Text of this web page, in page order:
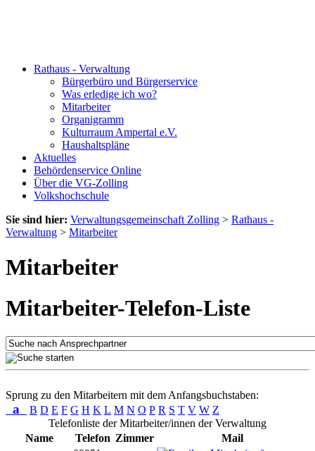
Rathaus - Verwaltung
Bürgerbüro und Bürgerservice
Was erledige ich wo?
Mitarbeiter
Organigramm
Kulturraum Ampertal e.V.
Haushaltspläne
Aktuelles
Behördenservice Online
Über die VG-Zolling
Volkshochschule
Sie sind hier: Verwaltungsgemeinschaft Zolling > Rathaus -
Verwaltung > Mitarbeiter
Mitarbeiter
Mitarbeiter-Telefon-Liste
Sprung zu den Mitarbeitern mit dem Anfangsbuchstaben:
a B D E F G H K L M N O P R S T V W Z
Telefonliste der Mitarbeiter/innen der Verwaltung
Name
Telefon Zimmer
Mail